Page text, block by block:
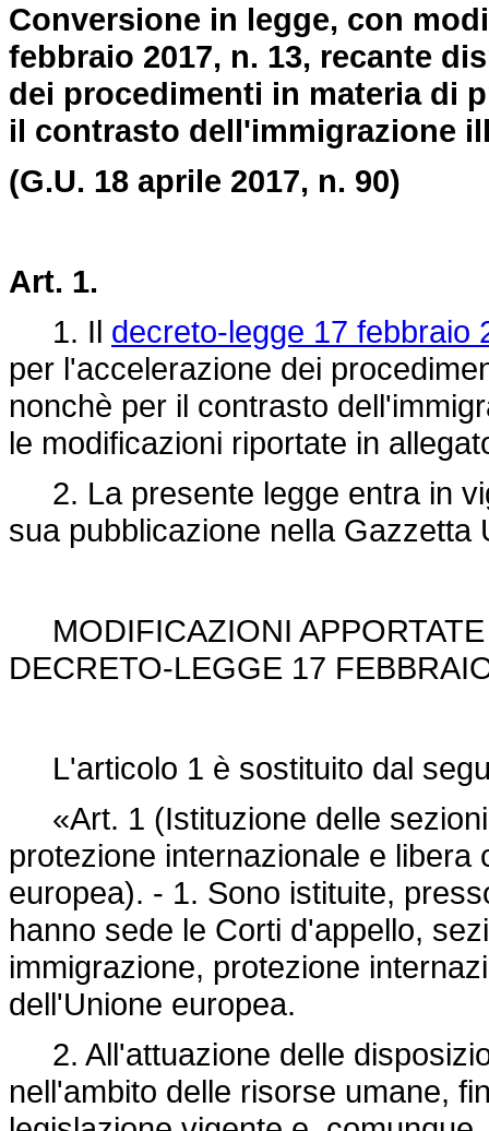
Conversione in legge, con
febbraio 2017, n. 13, recante
dei procedimenti in materia di
il contrasto dell'immigrazione
(G.U. 18 aprile 2017, n. 90)
Art. 1.
1. Il decreto-legge 17 febbraio
per l'accelerazione dei
nonchè per il contrasto
le modificazioni riportate in
2. La presente legge entra in
sua pubblicazione nella Gazzetta
MODIFICAZIONI
DECRETO-LEGGE 17
L'articolo 1 è sostituito dal
«Art. 1 (Istituzione delle
protezione internazionale e
europea). - 1. Sono istituite,
hanno sede le Corti d'appello,
immigrazione, protezione
dell'Unione europea.
2. All'attuazione delle
nell'ambito delle risorse umane,